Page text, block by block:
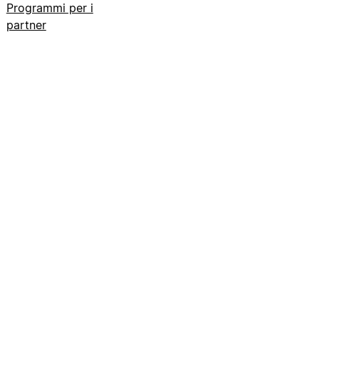
Programmi per i
partner